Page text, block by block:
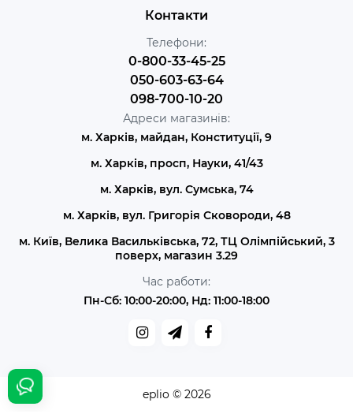
Контакти
Телефони:
0-800-33-45-25
050-603-63-64
098-700-10-20
Адреси магазинів:
м. Харків, майдан, Конституції, 9
м. Харків, просп, Науки, 41/43
м. Харків, вул. Сумська, 74
м. Харків, вул. Григорія Сковороди, 48
м. Київ, Велика Васильківська, 72, ТЦ Олімпійський, 3
поверх, магазин 3.29
Час работи:
Пн-Сб: 10:00-20:00, Нд: 11:00-18:00
eplio © 2026